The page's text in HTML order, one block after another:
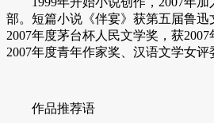
部。短篇小说《伴宴》获第五届鲁
2007年度茅台杯人民文学奖，获
2007年度青年作家奖、汉语文学女
作品推荐语